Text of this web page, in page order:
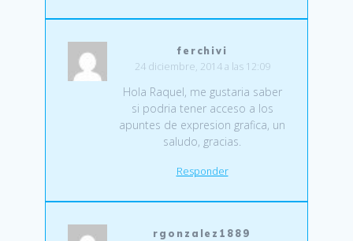
ferchivi
24 diciembre, 2014 a las 12:09
Hola Raquel, me gustaria saber
si podria tener acceso a los
apuntes de expresion grafica, un
saludo, gracias.
Responder
rgonzalez1889